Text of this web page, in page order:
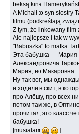
beksą kina
A Michaił to syn siostry
filmu (podkreślają
Z tym, że linkowany film
Ale najlepsze i tak w
"Babuszka" to matka
Эта бабушка — Мария
Александровича
Мария, но Макаровна.
Ну так вот, мы
и ходили в скит, в
про Алёшу, про всех
потом там же, в
прочитал, это класс
бабушка!
[musiałam
]